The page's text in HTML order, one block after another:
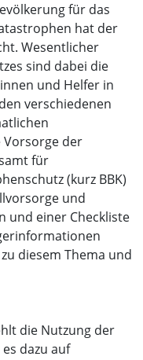
für das
hat der
Wesentlicher
sind dabei die
und Helfer in
verschiedenen
Vorsorge der
für
(kurz BBK)
und
und einer Checkliste
diesem Thema und
die Nutzung der
dazu auf